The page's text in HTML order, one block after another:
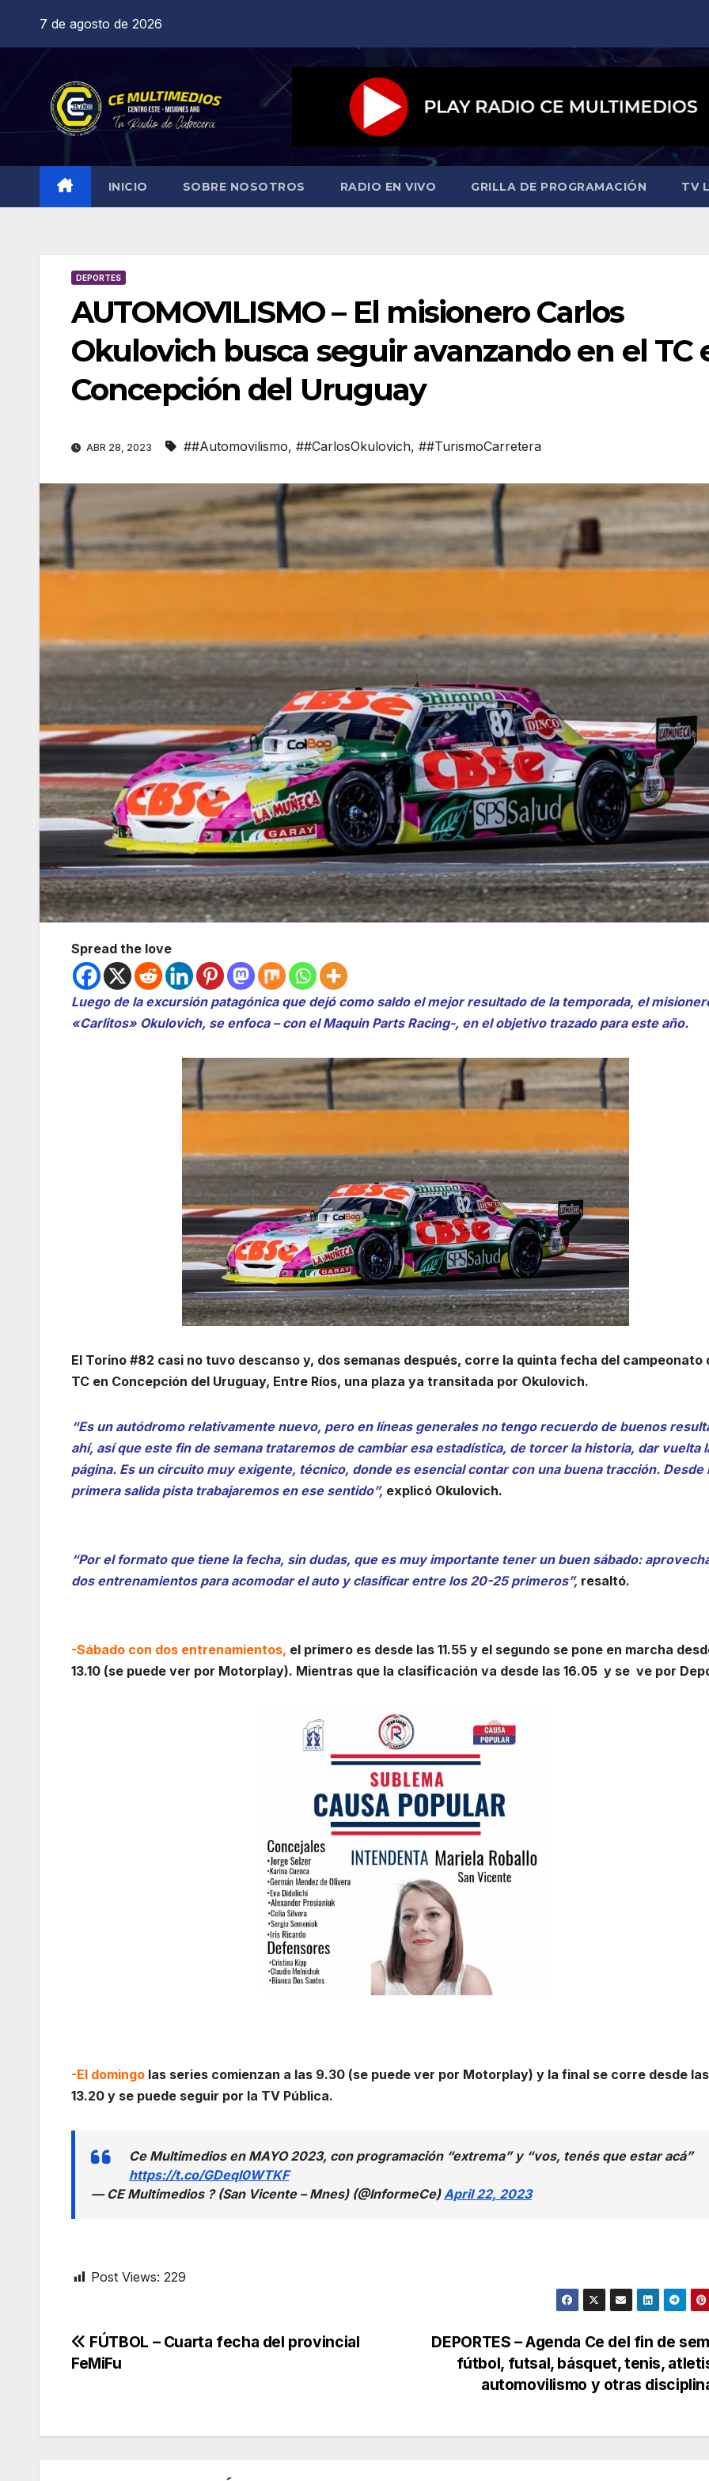
7 de agosto de 2026
INICIO SOBRE NOSOTROS RADIO EN VIVO GRILLA DE PROGRAMACIÓN TV
DEPORTES
AUTOMOVILISMO – El misionero Carlos
Okulovich busca seguir avanzando en el TC
Concepción del Uruguay
ABR 28, 2023 ##Automovilismo, ##CarlosOkulovich, ##TurismoCarretera
Spread the love
Luego de la excursión patagónica que dejó como saldo el mejor resultado de la temporada, el
«Carlitos» Okulovich, se enfoca – con el Maquin Parts Racing-, en el objetivo trazado para este año.
El Torino #82 casi no tuvo descanso y, dos semanas después, corre la quinta fecha del campeonato
TC en Concepción del Uruguay, Entre Ríos, una plaza ya transitada por Okulovich.
“Es un autódromo relativamente nuevo, pero en líneas generales no tengo recuerdo de buenos
ahí, así que este fin de semana trataremos de cambiar esa estadística, de torcer la historia, dar vuelta
página. Es un circuito muy exigente, técnico, donde es esencial contar con una buena tracción. Desde
primera salida pista trabajaremos en ese sentido”, explicó Okulovich.
“Por el formato que tiene la fecha, sin dudas, que es muy importante tener un buen sábado:
dos entrenamientos para acomodar el auto y clasificar entre los 20-25 primeros”, resaltó.
-Sábado con dos entrenamientos, el primero es desde las 11.55 y el segundo se pone en marcha
13.10 (se puede ver por Motorplay). Mientras que la clasificación va desde las 16.05 y se ve por
-El domingo las series comienzan a las 9.30 (se puede ver por Motorplay) y la final se corre desde las
13.20 y se puede seguir por la TV Pública.
Ce Multimedios en MAYO 2023, con programación “extrema” y “vos, tenés que estar acá”
https://t.co/GDeqI0WTKF
— CE Multimedios ? (San Vicente – Mnes) (@InformeCe)April 22, 2023
Post Views: 229
Navegación
DEPORTES – Agenda Ce del fin de
fútbol, futsal, básquet, tenis,
automovilismo y otras
FÚTBOL – Cuarta fecha del provincial
FeMiFu